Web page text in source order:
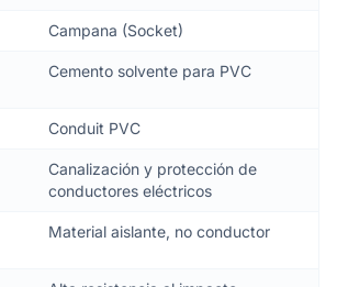
Campana (Socket)
Cemento solvente para PVC
Conduit PVC
Canalización y protección de
conductores eléctricos
Material aislante, no conductor